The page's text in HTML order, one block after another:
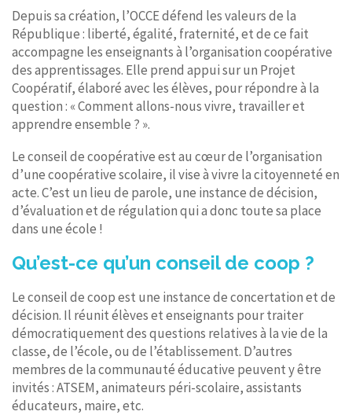
Depuis sa création, l’OCCE défend les valeurs de la
République : liberté, égalité, fraternité, et de ce fait
accompagne les enseignants à l’organisation coopérative
des apprentissages. Elle prend appui sur un Projet
Coopératif, élaboré avec les élèves, pour répondre à la
question : « Comment allons-nous vivre, travailler et
apprendre ensemble ? ».
Le conseil de coopérative est au cœur de l’organisation
d’une coopérative scolaire, il vise à vivre la citoyenneté en
acte. C’est un lieu de parole, une instance de décision,
d’évaluation et de régulation qui a donc toute sa place
dans une école !
Qu’est-ce qu’un conseil de coop ?
Le conseil de coop est une instance de concertation et de
décision. Il réunit élèves et enseignants pour traiter
démocratiquement des questions relatives à la vie de la
classe, de l’école, ou de l’établissement. D’autres
membres de la communauté éducative peuvent y être
invités : ATSEM, animateurs péri-scolaire, assistants
éducateurs, maire, etc.